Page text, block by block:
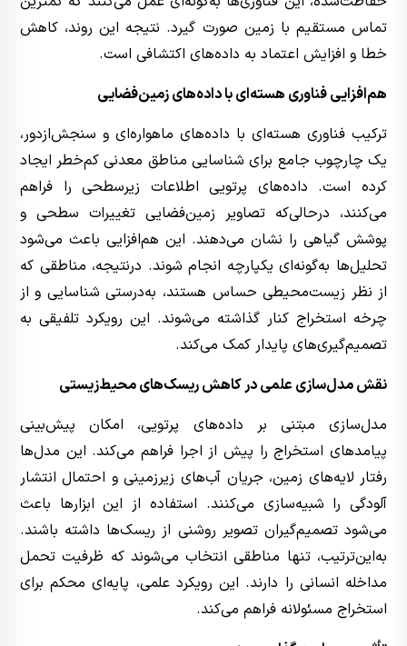
تماس مستقیم با زمین صورت گیرد. نتیجه این روند، کاهش
خطا و افزایش اعتماد به داده‌های اکتشافی است.
هم‌افزایی فناوری هسته‌ای با داده‌های زمین‌فضایی
ترکیب فناوری هسته‌ای با داده‌های ماهواره‌ای و سنجش‌ازدور،
یک چارچوب جامع برای شناسایی مناطق معدنی کم‌خطر ایجاد
کرده است. داده‌های پرتویی اطلاعات زیرسطحی را فراهم
می‌کنند، درحالی‌که تصاویر زمین‌فضایی تغییرات سطحی و
پوشش گیاهی را نشان می‌دهند. این هم‌افزایی باعث می‌شود
تحلیل‌ها به‌گونه‌ای یکپارچه انجام شوند. درنتیجه، مناطقی که
از نظر زیست‌محیطی حساس هستند، به‌درستی شناسایی و از
چرخه استخراج کنار گذاشته می‌شوند. این رویکرد تلفیقی به
تصمیم‌گیری‌های پایدار کمک می‌کند.
نقش مدل‌سازی علمی در کاهش ریسک‌های محیط‌زیستی
مدل‌سازی مبتنی بر داده‌های پرتویی، امکان پیش‌بینی
پیامدهای استخراج را پیش از اجرا فراهم می‌کند. این مدل‌ها
رفتار لایه‌های زمین، جریان آب‌های زیرزمینی و احتمال انتشار
آلودگی را شبیه‌سازی می‌کنند. استفاده از این ابزارها باعث
می‌شود تصمیم‌گیران تصویر روشنی از ریسک‌ها داشته باشند.
به‌این‌ترتیب، تنها مناطقی انتخاب می‌شوند که ظرفیت تحمل
مداخله انسانی را دارند. این رویکرد علمی، پایه‌ای محکم برای
استخراج مسئولانه فراهم می‌کند.